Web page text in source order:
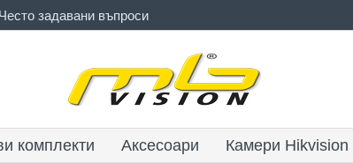
Често задавани въпроси
комплекти Аксесоари Камери Hikvision